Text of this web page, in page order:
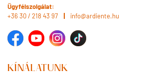
Ügyfélszolgálat:
+36 30 / 218 43 97
info@ardiente.hu
KÍNÁLATUNK